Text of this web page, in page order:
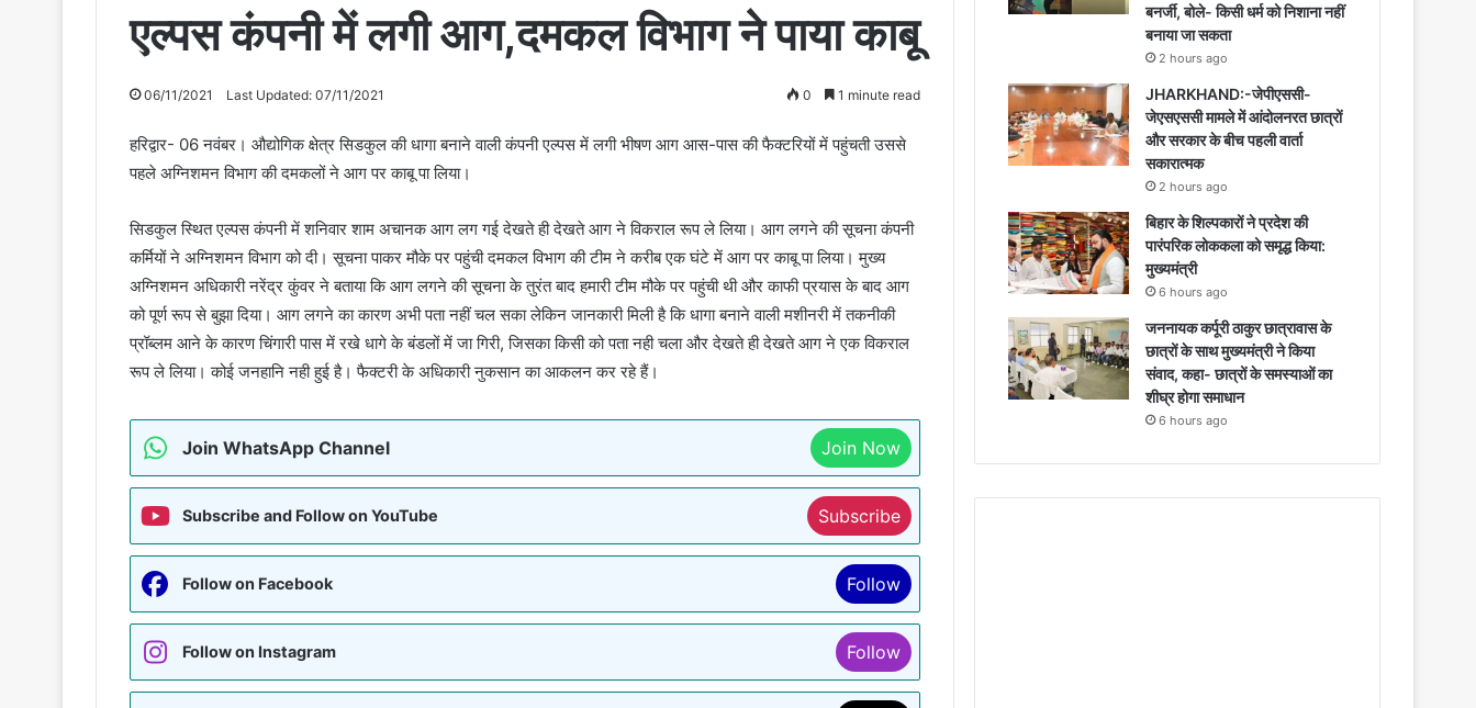
एल्पस कंपनी में लगी आग,दमकल विभाग ने पाया काबू
06/11/2021 Last Updated: 07/11/2021 0 1 minute read
हरिद्वार- 06 नवंबर। औद्योगिक क्षेत्र सिडकुल की धागा बनाने वाली कंपनी एल्पस में लगी भीषण आग आस-पास की फैक्टरियों में पहुंचती उससे
पहले अग्निशमन विभाग की दमकलों ने आग पर काबू पा लिया।
सिडकुल स्थित एल्पस कंपनी में शनिवार शाम अचानक आग लग गई देखते ही देखते आग ने विकराल रूप ले लिया। आग लगने की सूचना कंपनी
कर्मियों ने अग्निशमन विभाग को दी। सूचना पाकर मौके पर पहुंची दमकल विभाग की टीम ने करीब एक घंटे में आग पर काबू पा लिया। मुख्य
अग्निशमन अधिकारी नरेंद्र कुंवर ने बताया कि आग लगने की सूचना के तुरंत बाद हमारी टीम मौके पर पहुंची थी और काफी प्रयास के बाद आग
को पूर्ण रूप से बुझा दिया। आग लगने का कारण अभी पता नहीं चल सका लेकिन जानकारी मिली है कि धागा बनाने वाली मशीनरी में तकनीकी
प्रॉब्लम आने के कारण चिंगारी पास में रखे धागे के बंडलों में जा गिरी, जिसका किसी को पता नही चला और देखते ही देखते आग ने एक विकराल
रूप ले लिया। कोई जनहानि नही हुई है। फैक्टरी के अधिकारी नुकसान का आकलन कर रहे हैं।
Join WhatsApp Channel Join Now
Subscribe and Follow on YouTube Subscribe
Follow on Facebook Follow
Follow on Instagram Follow
बनर्जी, बोले- किसी धर्म को निशाना नहीं
बनाया जा सकता
2 hours ago
JHARKHAND:-जेपीएससी-
जेएसएससी मामले में आंदोलनरत छात्रों
और सरकार के बीच पहली वार्ता
सकारात्मक
2 hours ago
बिहार के शिल्पकारों ने प्रदेश की
पारंपरिक लोककला को समृद्ध किया:
मुख्यमंत्री
6 hours ago
जननायक कर्पूरी ठाकुर छात्रावास के
छात्रों के साथ मुख्यमंत्री ने किया
संवाद, कहा- छात्रों के समस्याओं का
शीघ्र होगा समाधान
6 hours ago